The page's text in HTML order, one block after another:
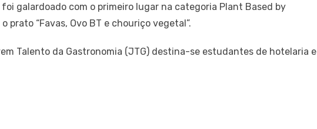
galardoado com o primeiro lugar na categoria Plant Based by
prato “Favas, Ovo BT e chouriço vegetal”.
Talento da Gastronomia (JTG) destina-se estudantes de hotelaria e